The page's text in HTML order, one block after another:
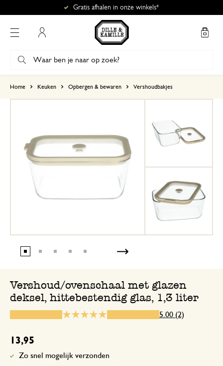
Gratis afhalen in onze winkels*
Home Keuken Opbergen & bewaren Vershoudbakjes
Vershoud/ovenschaal met glazen
deksel, hittebestendig glas, 1,3 liter
5.00 (2)
13,95
Zo snel mogelijk verzonden
5
2
1
Heel blij mee
Heel blij mee ,goede vervanging voor
20 juni 2026
Perfect